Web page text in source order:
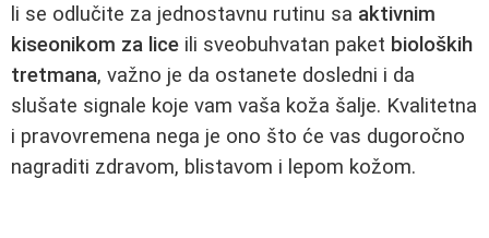
li se odlučite za jednostavnu rutinu sa aktivnim
kiseonikom za lice ili sveobuhvatan paket bioloških
tretmana, važno je da ostanete dosledni i da
slušate signale koje vam vaša koža šalje. Kvalitetna
i pravovremena nega je ono što će vas dugoročno
nagraditi zdravom, blistavom i lepom kožom.